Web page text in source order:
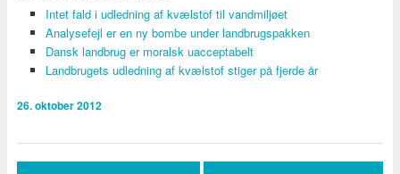
Intet fald i udledning af kvælstof til vandmiljøet
Analysefejl er en ny bombe under landbrugspakken
Dansk landbrug er moralsk uacceptabelt
Landbrugets udledning af kvælstof stiger på fjerde år
26. oktober 2012